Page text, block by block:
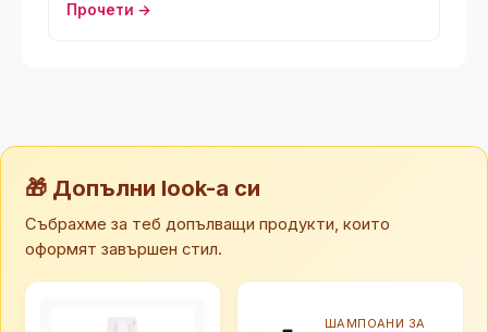
Прочети →
🎁 Допълни look-а си
Събрахме за теб допълващи продукти, които
оформят завършен стил.
ШАМПОАНИ ЗА